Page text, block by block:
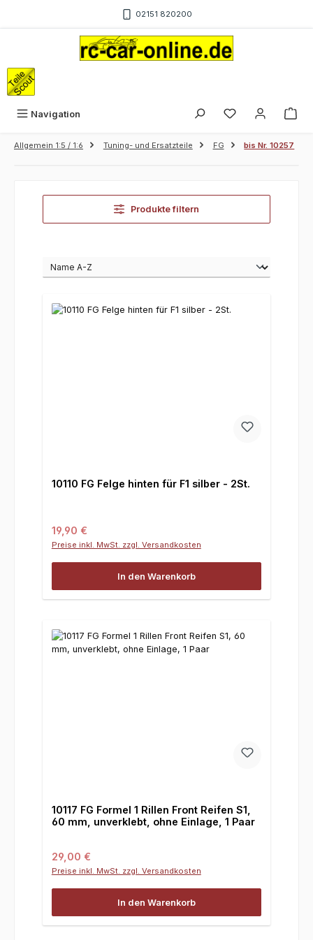
02151 820200
Navigation
Allgemein 1:5 / 1:6 Tuning- und Ersatzteile FG bis Nr. 10257
Produkte filtern
10110 FG Felge hinten für F1 silber - 2St.
Regulärer Preis:
19,90 €
Preise inkl. MwSt. zzgl. Versandkosten
In den Warenkorb
10117 FG Formel 1 Rillen Front Reifen S1,
60 mm, unverklebt, ohne Einlage, 1 Paar
Regulärer Preis:
29,00 €
Preise inkl. MwSt. zzgl. Versandkosten
In den Warenkorb